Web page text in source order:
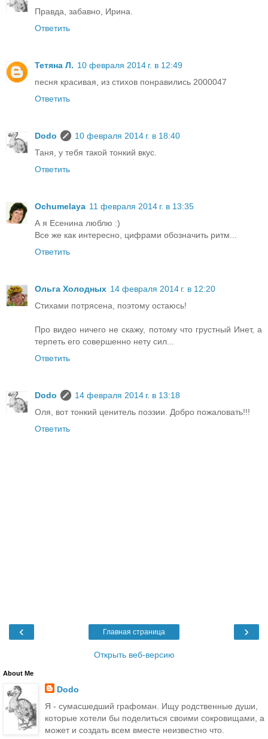
Правда, забавно, Ирина.
Ответить
Тетяна Л. 10 февраля 2014 г. в 12:49
песня красивая, из стихов понравились 2000047
Ответить
Dodo
10 февраля 2014 г. в 18:40
Таня, у тебя такой тонкий вкус.
Ответить
Ochumelaya 11 февраля 2014 г. в 13:35
А я Есенина люблю :)
Все же как интересно, цифрами обозначить ритм...
Ответить
Ольга Холодных 14 февраля 2014 г. в 12:20
Стихами потрясена, поэтому остаюсь!
Про видео ничего не скажу, потому что грустный Инет, а
терпеть его совершенно нету сил...
Ответить
Dodo
14 февраля 2014 г. в 13:18
Оля, вот тонкий ценитель поэзии. Добро пожаловать!!!
Ответить
‹ ›
Главная страница
Открыть веб-версию
About Me
Dodo
Я - сумасшедший графоман. Ищу родственные души,
которые хотели бы поделиться своими сокровищами, а
может и создать всем вместе неизвестно что.